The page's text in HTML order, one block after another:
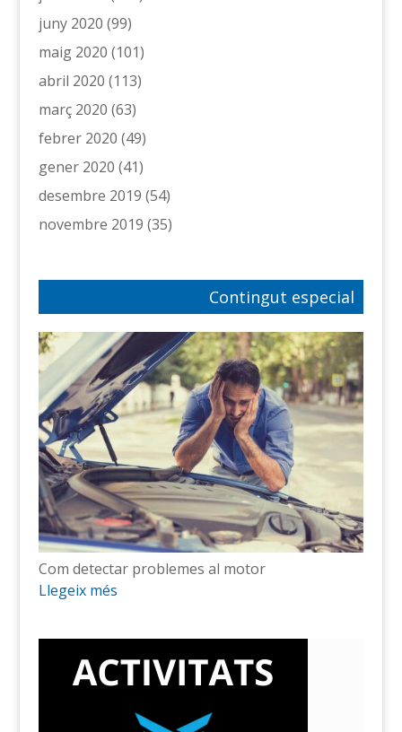
juny 2020 (99)
maig 2020 (101)
abril 2020 (113)
març 2020 (63)
febrer 2020 (49)
gener 2020 (41)
desembre 2019 (54)
novembre 2019 (35)
Contingut especial
Com detectar problemes al motor
Llegeix més